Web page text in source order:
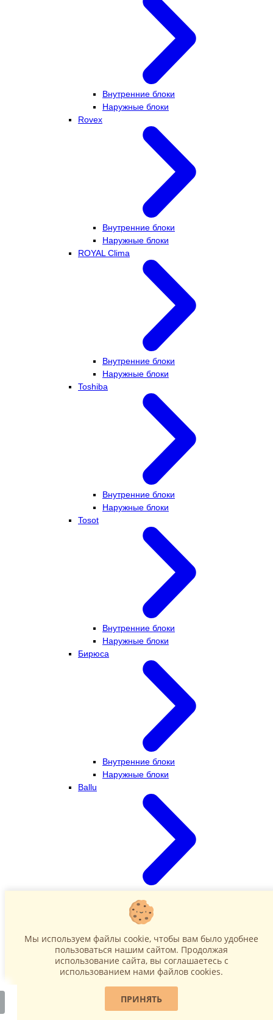
Внутренние блоки
Наружные блоки
Rovex
Внутренние блоки
Наружные блоки
ROYAL Clima
Внутренние блоки
Наружные блоки
Toshiba
Внутренние блоки
Наружные блоки
Tosot
Внутренние блоки
Наружные блоки
Бирюса
Внутренние блоки
Наружные блоки
Ballu
Наружные блоки
Мы используем файлы cookie, чтобы вам было удобнее
пользоваться нашим сайтом. Продолжая
использование сайта, вы соглашаетесь c
использованием нами файлов cookies.
ПРИНЯТЬ